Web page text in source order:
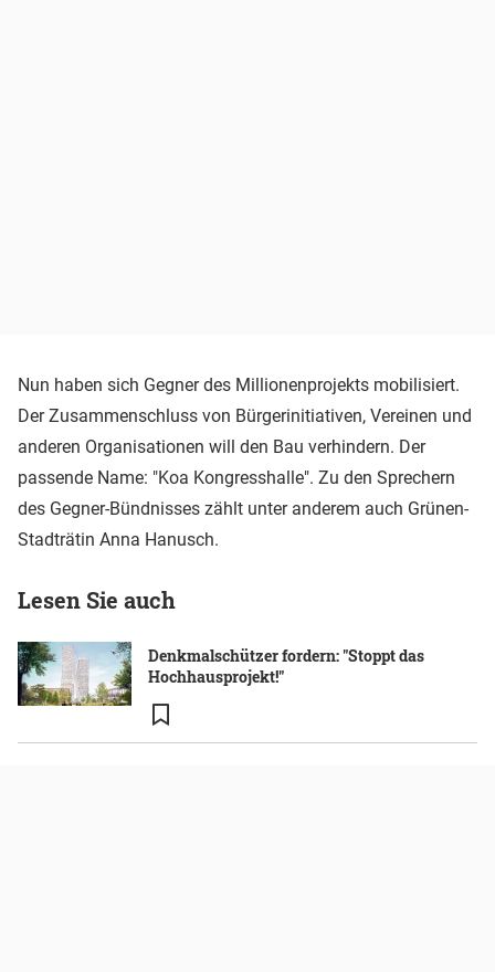
Nun haben sich Gegner des Millionenprojekts mobilisiert.
Der Zusammenschluss von Bürgerinitiativen, Vereinen und
anderen Organisationen will den Bau verhindern. Der
passende Name: "Koa Kongresshalle". Zu den Sprechern
des Gegner-Bündnisses zählt unter anderem auch Grünen-
Stadträtin Anna Hanusch.
Lesen Sie auch
Denkmalschützer fordern: "Stoppt das
Hochhausprojekt!"